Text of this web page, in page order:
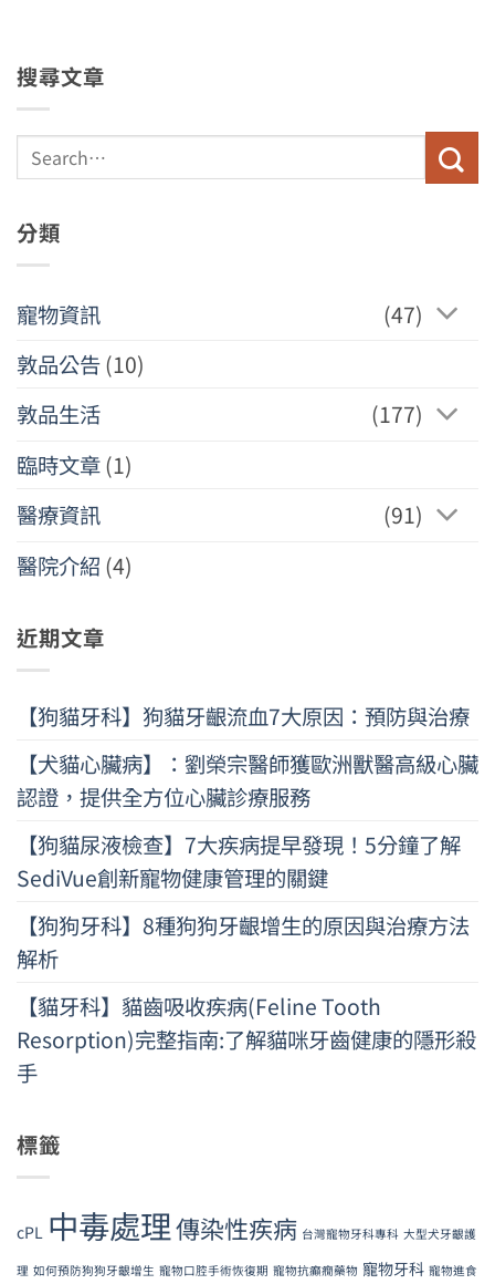
搜尋文章
分類
寵物資訊
(47)
敦品公告(10)
敦品生活
(177)
臨時文章(1)
醫療資訊
(91)
醫院介紹 (4)
近期文章
【狗貓牙科】狗貓牙齦流血7大原因：預防與治療
【犬貓心臟病】：劉榮宗醫師獲歐洲獸醫高級心臟
認證，提供全方位心臟診療服務
【狗貓尿液檢查】7大疾病提早發現！5分鐘了解
SediVue創新寵物健康管理的關鍵
【狗狗牙科】8種狗狗牙齦增生的原因與治療方法
解析
【貓牙科】貓齒吸收疾病(Feline Tooth
Resorption)完整指南:了解貓咪牙齒健康的隱形殺
手
標籤
cPL 中毒處理傳染性疾病 台灣寵物牙科專科 大型犬牙齦護
理 如何預防狗狗牙齦增生 寵物口腔手術恢復期 寵物抗癲癇藥物 寵物牙科 寵物進食